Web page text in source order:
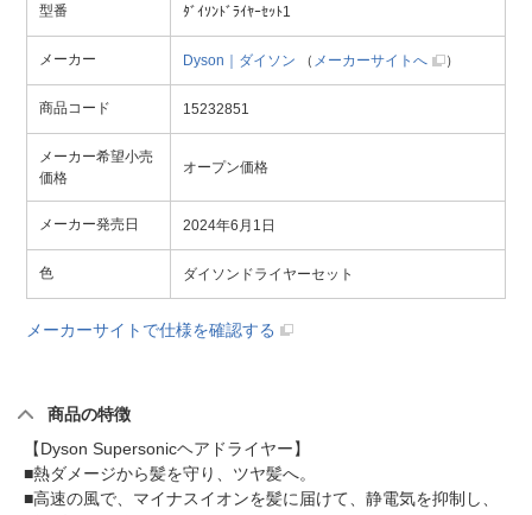
型番 ﾀﾞｲｿﾝﾄﾞﾗｲﾔｰｾｯﾄ1
メーカー Dyson｜ダイソン （ メーカーサイトへ ）
商品コード 15232851
メーカー希望小売
価格
オープン価格
メーカー発売日 2024年6月1日
色 ダイソンドライヤーセット
メーカーサイトで仕様を確認する
商品の特徴
【Dyson Supersonicヘアドライヤー】
■熱ダメージから髪を守り、ツヤ髪へ。
■高速の風で、マイナスイオンを髪に届けて、静電気を抑制し、